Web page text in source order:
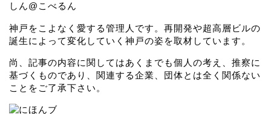
しん@こべるん
神戸をこよなく愛する管理人です。再開発や超高層ビルの
誕生によって変化していく神戸の姿を取材しています。
尚、記事の内容に関してはあくまでも個人の考え、推察に
基づくものであり、関連する企業、団体とは全く関係ない
ことをご了承下さい。